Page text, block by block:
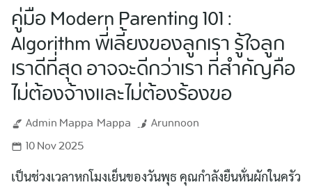
คู่มือ Modern Parenting 101 :
Algorithm พี่เลี้ยงของลูกเรา รู้ใจลูก
เราดีที่สุด อาจจะดีกว่าเรา ที่สำคัญคือ
ไม่ต้องจ้างและไม่ต้องร้องขอ
Admin Mappa Mappa
Arunnoon
10 Nov 2025
เป็นช่วงเวลาหกโมงเย็นของวันพุธ คุณกำลังยืนหั่นผักในครัว